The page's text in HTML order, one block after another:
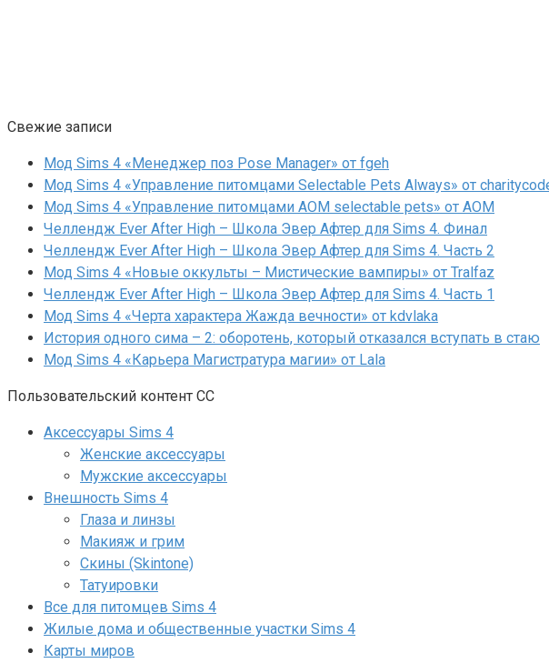
Свежие записи
Мод Sims 4 «Менеджер поз Pose Manager» от fgeh
Мод Sims 4 «Управление питомцами Selectable Pets Always» от
Мод Sims 4 «Управление питомцами AOM selectable pets» от AOM
Челлендж Ever After High – Школа Эвер Афтер для Sims 4. Финал
Челлендж Ever After High – Школа Эвер Афтер для Sims 4. Часть 2
Мод Sims 4 «Новые оккульты – Мистические вампиры» от Tralfaz
Челлендж Ever After High – Школа Эвер Афтер для Sims 4. Часть 1
Мод Sims 4 «Черта характера Жажда вечности» от kdvlaka
История одного сима – 2: оборотень, который отказался вступать в стаю
Мод Sims 4 «Карьера Магистратура магии» от Lala
Пользовательский контент СС
Аксессуары Sims 4
Женские аксессуары
Мужские аксессуары
Внешность Sims 4
Глаза и линзы
Макияж и грим
Скины (Skintone)
Татуировки
Все для питомцев Sims 4
Жилые дома и общественные участки Sims 4
Карты миров